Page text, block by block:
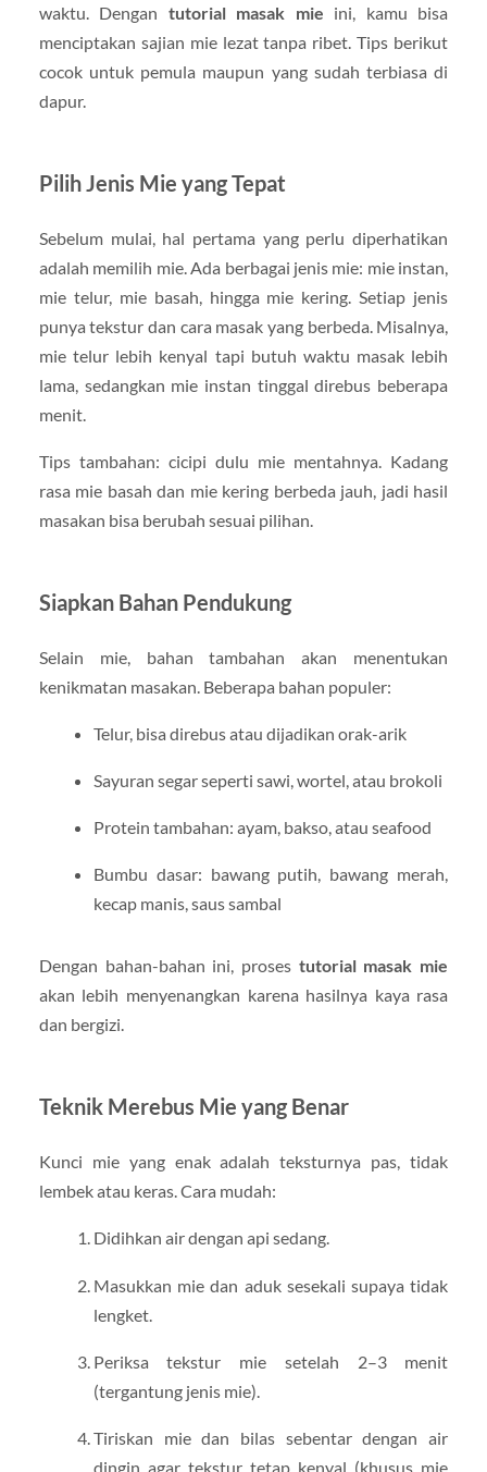
waktu. Dengan tutorial masak mie ini, kamu bisa
menciptakan sajian mie lezat tanpa ribet. Tips berikut
cocok untuk pemula maupun yang sudah terbiasa di
dapur.
Pilih Jenis Mie yang Tepat
Sebelum mulai, hal pertama yang perlu diperhatikan
adalah memilih mie. Ada berbagai jenis mie: mie instan,
mie telur, mie basah, hingga mie kering. Setiap jenis
punya tekstur dan cara masak yang berbeda. Misalnya,
mie telur lebih kenyal tapi butuh waktu masak lebih
lama, sedangkan mie instan tinggal direbus beberapa
menit.
Tips tambahan: cicipi dulu mie mentahnya. Kadang
rasa mie basah dan mie kering berbeda jauh, jadi hasil
masakan bisa berubah sesuai pilihan.
Siapkan Bahan Pendukung
Selain mie, bahan tambahan akan menentukan
kenikmatan masakan. Beberapa bahan populer:
Telur, bisa direbus atau dijadikan orak-arik
Sayuran segar seperti sawi, wortel, atau brokoli
Protein tambahan: ayam, bakso, atau seafood
Bumbu dasar: bawang putih, bawang merah,
kecap manis, saus sambal
Dengan bahan-bahan ini, proses tutorial masak mie
akan lebih menyenangkan karena hasilnya kaya rasa
dan bergizi.
Teknik Merebus Mie yang Benar
Kunci mie yang enak adalah teksturnya pas, tidak
lembek atau keras. Cara mudah:
Didihkan air dengan api sedang.
Masukkan mie dan aduk sesekali supaya tidak
lengket.
Periksa tekstur mie setelah 2–3 menit
(tergantung jenis mie).
Tiriskan mie dan bilas sebentar dengan air
dingin agar tekstur tetap kenyal (khusus mie